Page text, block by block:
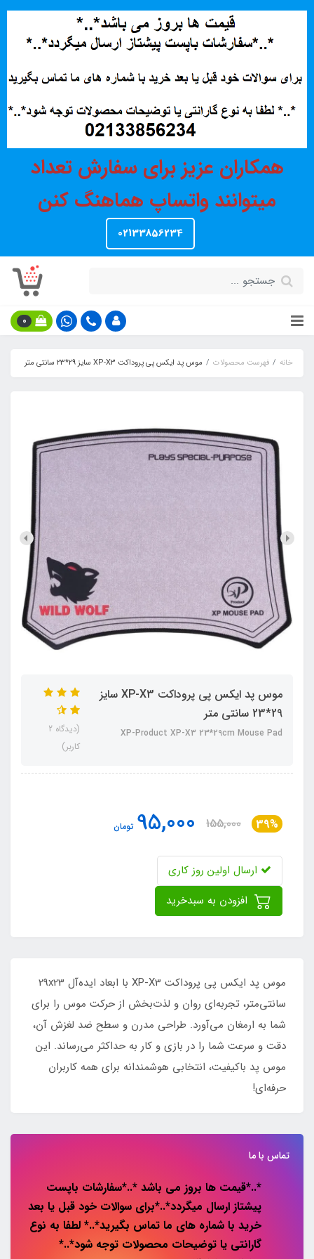
همکاران عزیز برای سفارش تعداد
میتوانند واتساپ هماهنگ کنن
02133856234
0
خانه فهرست محصولات موس پد ایکس پی پروداکت XP-X3 سایز 29*23 سانتی متر
موس پد ایکس پی پروداکت XP-X3 سایز
29*23 سانتی متر
XP-Product XP-X3 23*29cm Mouse Pad
(دیدگاه 2
کاربر)
39%
155,000
95,000 تومان
ارسال اولین روز کاری
موس پد ایکس پی پروداکت XP-X3 با ابعاد ایده‌آل 29x23
سانتی‌متر، تجربه‌ای روان و لذت‌بخش از حرکت موس را برای
شما به ارمغان می‌آورد. طراحی مدرن و سطح ضد لغزش آن،
دقت و سرعت شما را در بازی و کار به حداکثر می‌رساند. این
موس پد باکیفیت، انتخابی هوشمندانه برای همه کاربران
حرفه‌ای!
تماس با ما
*..*قیمت ها بروز می باشد *..*سفارشات باپست
پیشتاز ارسال میگردد*..*برای سوالات خود قبل یا بعد
خرید با شماره های ما تماس بگیرید*..* لطفا به نوع
گارانتی یا توضیحات محصولات توجه شود*..*